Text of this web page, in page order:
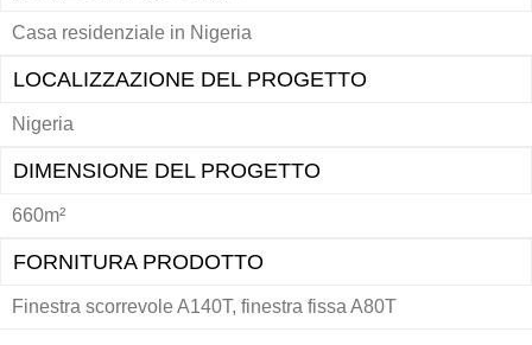
Casa residenziale in Nigeria
LOCALIZZAZIONE DEL PROGETTO
Nigeria
DIMENSIONE DEL PROGETTO
660m²
FORNITURA PRODOTTO
Finestra scorrevole A140T, finestra fissa A80T